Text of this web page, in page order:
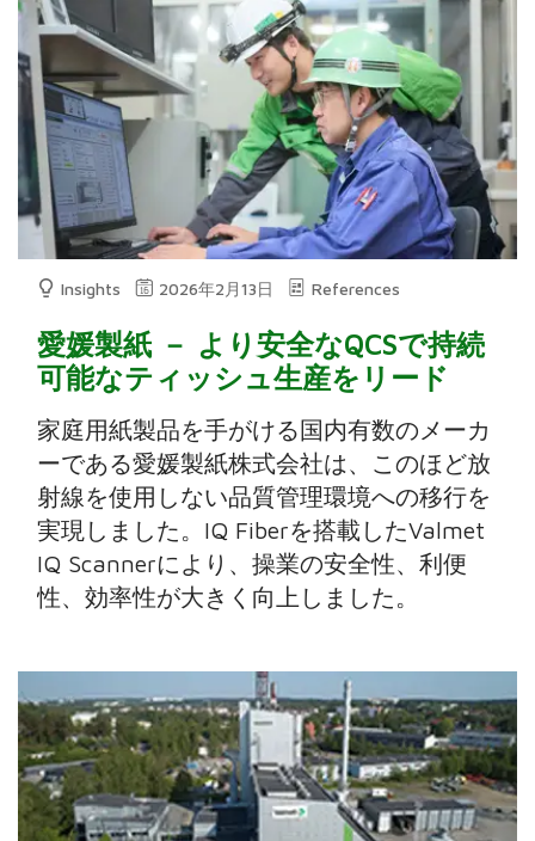
Insights 2026年2月13日 References
愛媛製紙 － より安全なQCSで持続
可能なティッシュ生産をリード
家庭用紙製品を手がける国内有数のメーカ
ーである愛媛製紙株式会社は、このほど放
射線を使用しない品質管理環境への移行を
実現しました。IQ Fiberを搭載したValmet
IQ Scannerにより、操業の安全性、利便
性、効率性が大きく向上しました。